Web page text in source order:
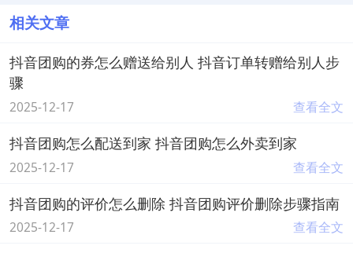
相关文章
抖音团购的券怎么赠送给别人 抖音订单转赠给别人步
骤
2025-12-17 查看全文
抖音团购怎么配送到家 抖音团购怎么外卖到家
2025-12-17 查看全文
抖音团购的评价怎么删除 抖音团购评价删除步骤指南
2025-12-17 查看全文